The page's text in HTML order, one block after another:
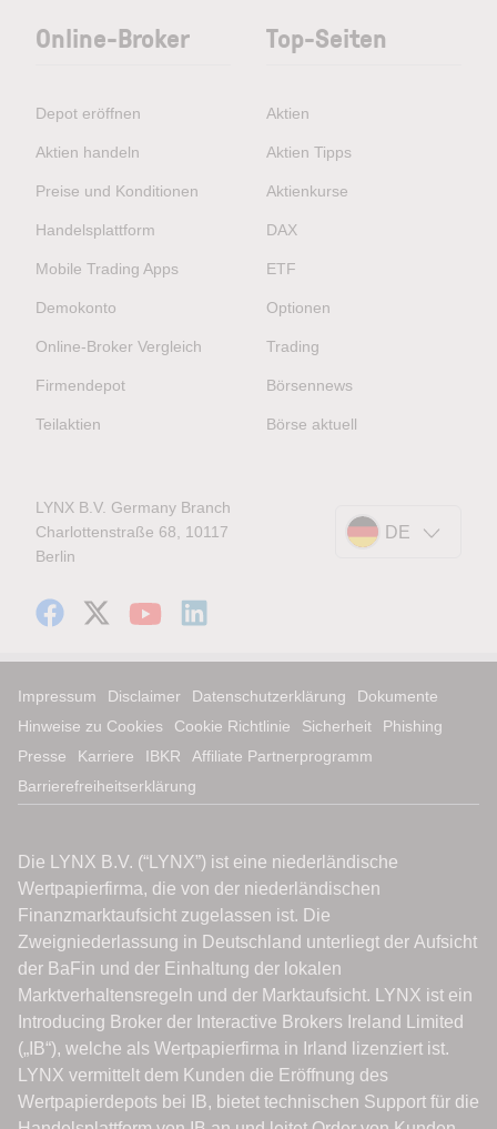
Online-Broker
Depot eröffnen
Aktien handeln
Preise und Konditionen
Handelsplattform
Mobile Trading Apps
Demokonto
Online-Broker Vergleich
Firmendepot
Teilaktien
Top-Seiten
Aktien
Aktien Tipps
Aktienkurse
DAX
ETF
Optionen
Trading
Börsennews
Börse aktuell
LYNX B.V. Germany Branch
Charlottenstraße 68, 10117
Berlin
DE
Impressum Disclaimer Datenschutzerklärung
Dokumente
Hinweise zu Cookies
Cookie Richtlinie Sicherheit
Phishing
Presse
Karriere IBKR
Affiliate Partnerprogramm
Barrierefreiheitserklärung